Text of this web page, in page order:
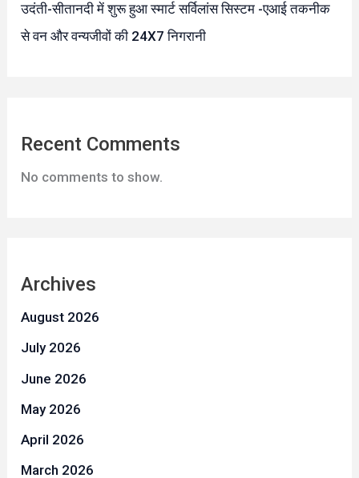
उदंती-सीतानदी में शुरू हुआ स्मार्ट सर्विलांस सिस्टम -एआई तकनीक
से वन और वन्यजीवों की 24X7 निगरानी
Recent Comments
No comments to show.
Archives
August 2026
July 2026
June 2026
May 2026
April 2026
March 2026